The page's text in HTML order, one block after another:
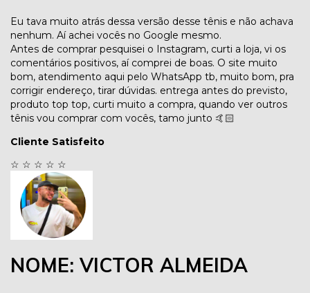
Eu tava muito atrás dessa versão desse tênis e não achava
nenhum. Aí achei vocês no Google mesmo.
Antes de comprar pesquisei o Instagram, curti a loja, vi os
comentários positivos, aí comprei de boas. O site muito
bom, atendimento aqui pelo WhatsApp tb, muito bom, pra
corrigir endereço, tirar dúvidas. entrega antes do previsto,
produto top top, curti muito a compra, quando ver outros
tênis vou comprar com vocês, tamo junto 🤙🏻
Cliente Satisfeito
☆ ☆ ☆ ☆ ☆
NOME: VICTOR ALMEIDA